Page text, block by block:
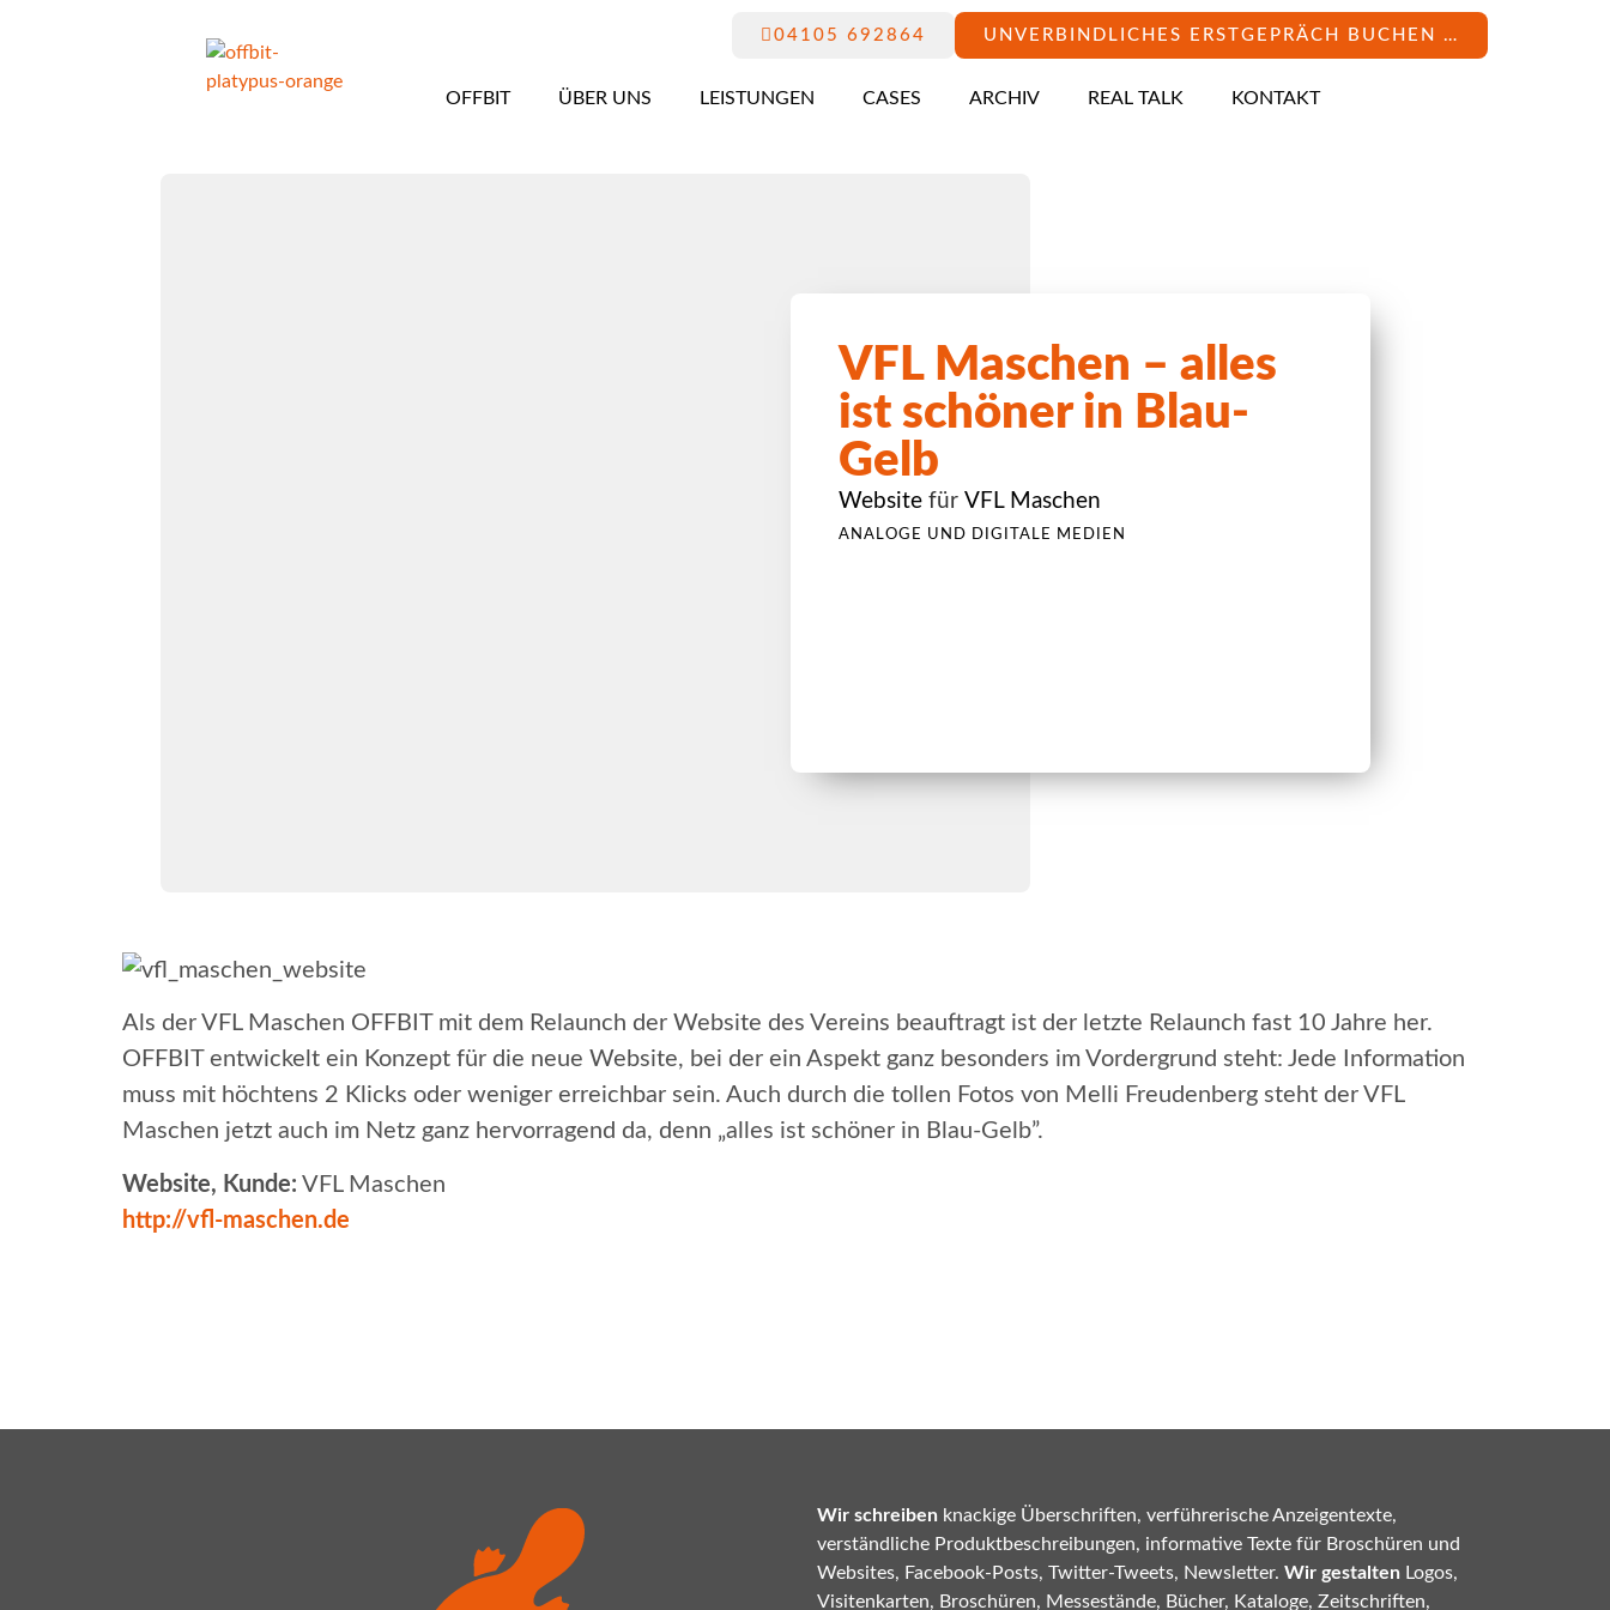
UNVERBINDLICHES ERSTGEPRÄCH BUCHEN …
04105 692864
OFFBIT ÜBER UNS LEISTUNGEN CASES ARCHIV REAL TALK KONTAKT
VFL Maschen – alles
ist schöner in Blau-
Gelb
Website für VFL Maschen
ANALOGE UND DIGITALE MEDIEN
Als der VFL Maschen OFFBIT mit dem Relaunch der Website des Vereins beauftragt ist der letzte Relaunch fast 10 Jahre her.
OFFBIT entwickelt ein Konzept für die neue Website, bei der ein Aspekt ganz besonders im Vordergrund steht: Jede Information
muss mit höchtens 2 Klicks oder weniger erreichbar sein. Auch durch die tollen Fotos von Melli Freudenberg steht der VFL
Maschen jetzt auch im Netz ganz hervorragend da, denn „alles ist schöner in Blau-Gelb”.
Website, Kunde: VFL Maschen
http://vfl-maschen.de
Wir schreiben knackige Überschriften, verführerische Anzeigentexte,
verständliche Produktbeschreibungen, informative Texte für Broschüren und
Websites, Facebook-Posts, Twitter-Tweets, Newsletter. Wir gestalten Logos,
Visitenkarten, Broschüren, Messestände, Bücher, Kataloge, Zeitschriften,